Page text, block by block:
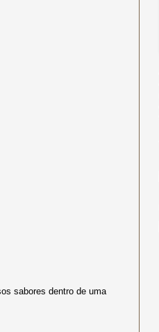
sabores dentro de uma